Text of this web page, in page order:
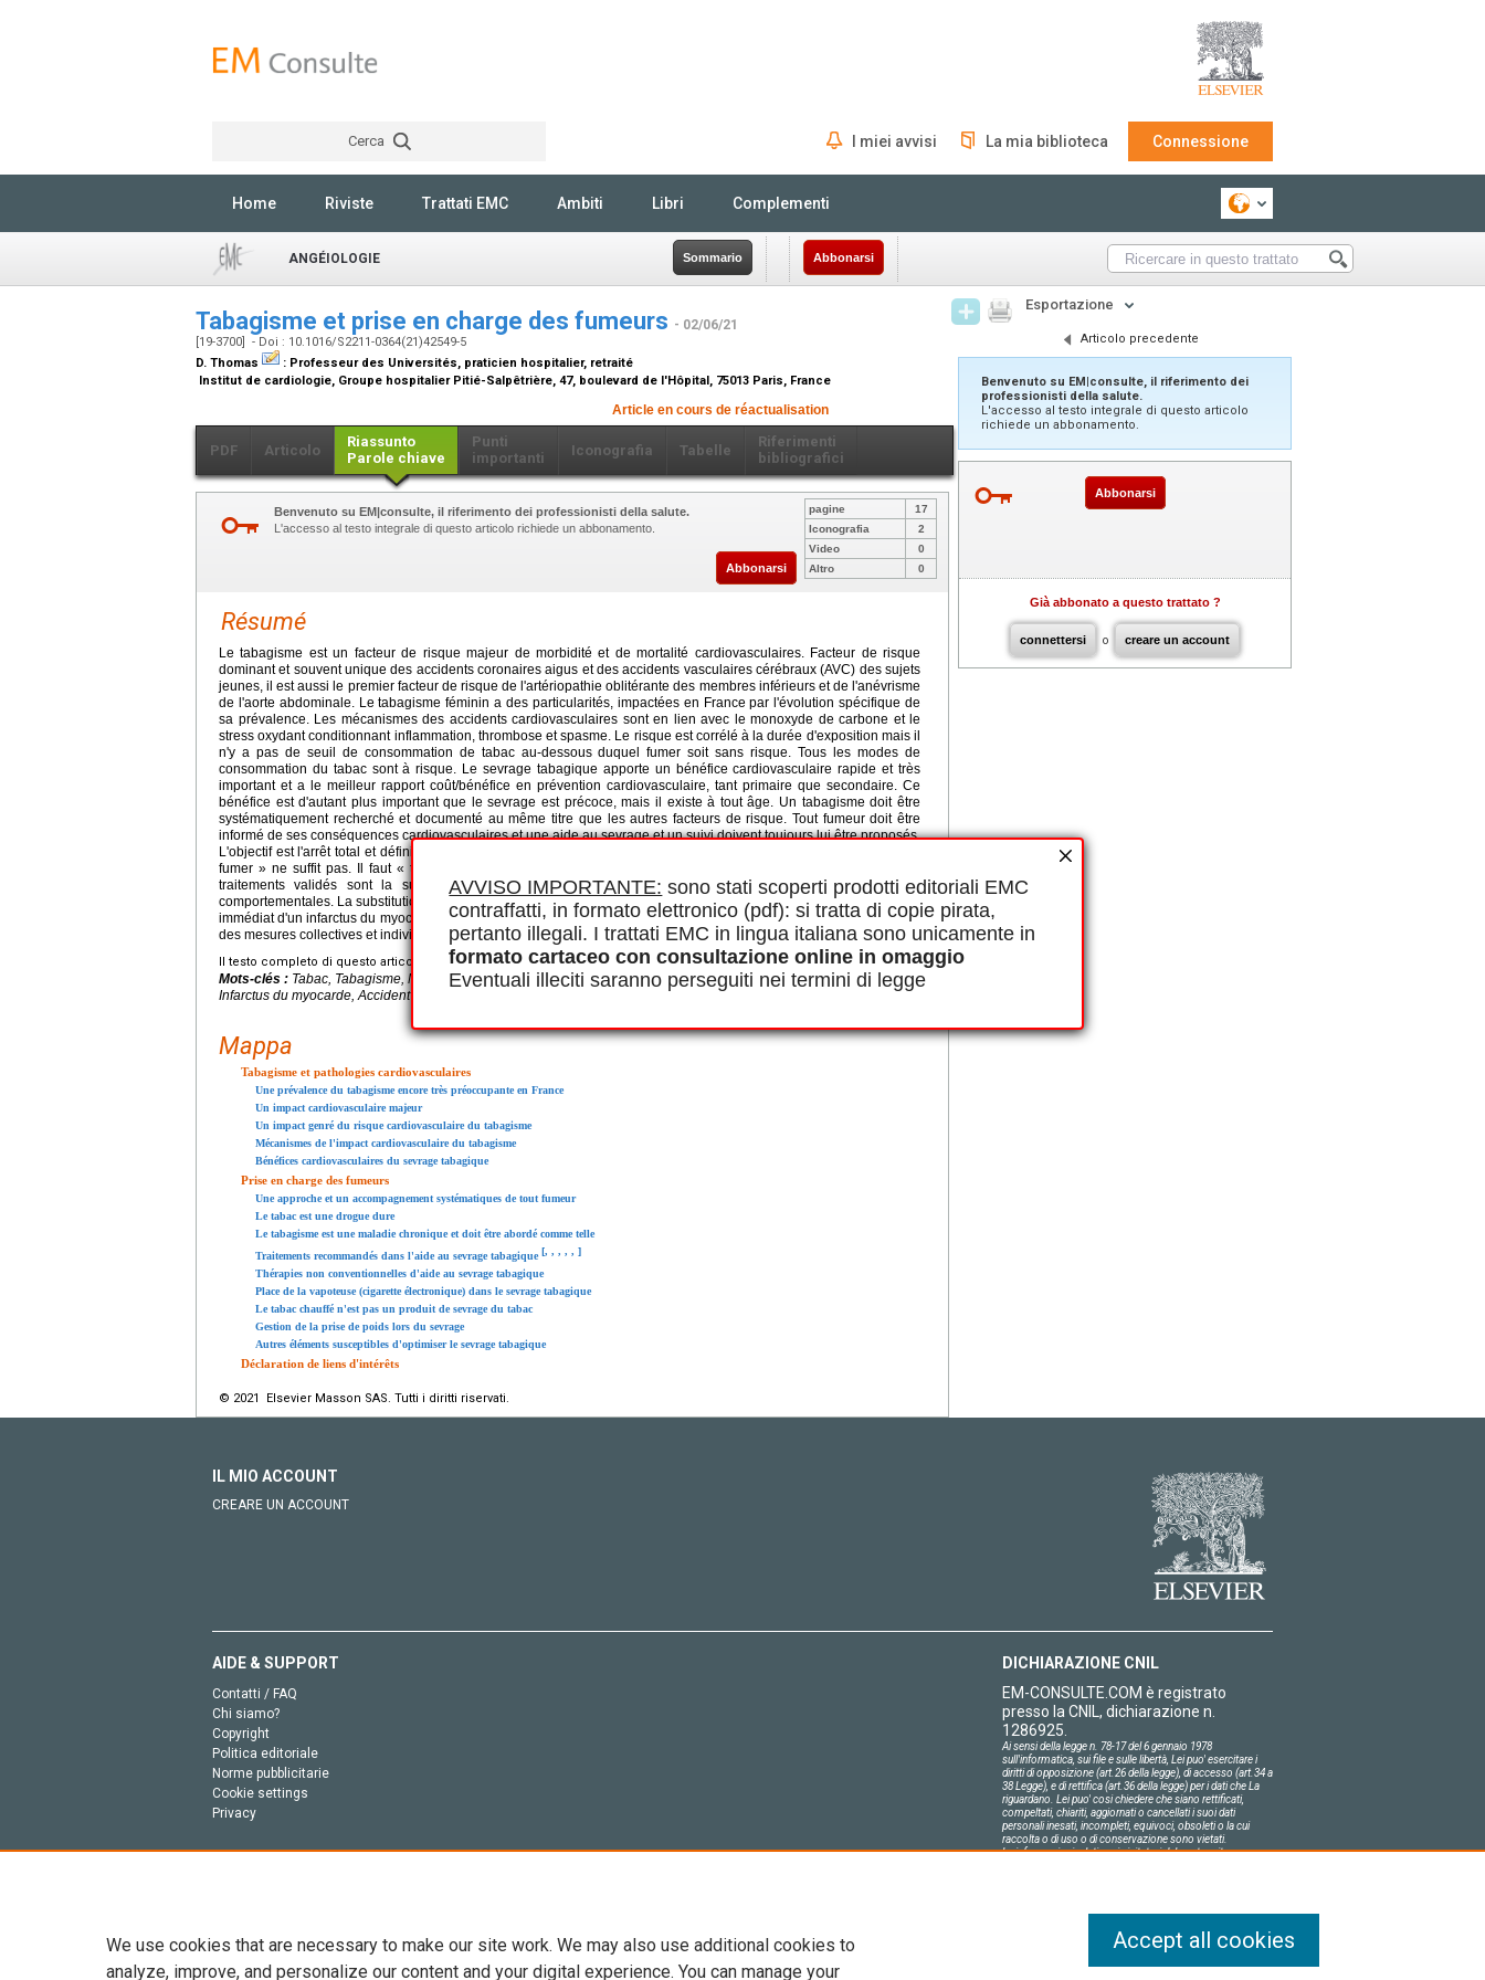
AVVISO IMPORTANTE: sono stati scoperti prodotti editoriali EMC
contraffatti, in formato elettronico (pdf): si tratta di copie pirata,
pertanto illegali. I trattati EMC in lingua italiana sono unicamente in
formato cartaceo con consultazione online in omaggio
Eventuali illeciti saranno perseguiti nei termini di legge
Cerca I miei avvisi La mia biblioteca Connessione
Home Riviste Trattati EMC Ambiti Libri Complementi
ANGÉIOLOGIE Sommario Abbonarsi
Tabagisme et prise en charge des fumeurs - 02/06/21
[19-3700] - Doi : 10.1016/S2211-0364(21)42549-5
D. Thomas
: Professeur des Universités, praticien hospitalier, retraité
Institut de cardiologie, Groupe hospitalier Pitié-Salpêtrière, 47, boulevard de l'Hôpital, 75013 Paris, France
Article en cours de réactualisation
PDF Articolo
Riassunto
Parole chiave
Punti
importanti
Iconografia Tabelle
Riferimenti
bibliografici
Benvenuto su EM|consulte, il riferimento dei professionisti della salute.
L'accesso al testo integrale di questo articolo richiede un abbonamento.
Abbonarsi
pagine
17
Iconografia
2
Video
0
Altro
0
Résumé
Le tabagisme est un facteur de risque majeur de morbidité et de mortalité cardiovasculaires. Facteur de risque
dominant et souvent unique des accidents coronaires aigus et des accidents vasculaires cérébraux (AVC) des sujets
jeunes, il est aussi le premier facteur de risque de l'artériopathie oblitérante des membres inférieurs et de l'anévrisme
de l'aorte abdominale. Le tabagisme féminin a des particularités, impactées en France par l'évolution spécifique de
sa prévalence. Les mécanismes des accidents cardiovasculaires sont en lien avec le monoxyde de carbone et le
stress oxydant conditionnant inflammation, thrombose et spasme. Le risque est corrélé à la durée d'exposition mais il
n'y a pas de seuil de consommation de tabac au-dessous duquel fumer soit sans risque. Tous les modes de
consommation du tabac sont à risque. Le sevrage tabagique apporte un bénéfice cardiovasculaire rapide et très
important et a le meilleur rapport coût/bénéfice en prévention cardiovasculaire, tant primaire que secondaire. Ce
bénéfice est d'autant plus important que le sevrage est précoce, mais il existe à tout âge. Un tabagisme doit être
systématiquement recherché et documenté au même titre que les autres facteurs de risque. Tout fumeur doit être
informé de ses conséquences cardiovasculaires et une aide au sevrage et un suivi doivent toujours lui être proposés.
L'objectif est l'arrêt total et définitif de la consommation, le plus précocement possible. Le seul conseil d'« arrêter de
fumer » ne suffit pas. Il faut « traiter » ce facteur de risque avec une stratégie précise et un suivi prolongé. Les
traitements validés sont la substitution nicotinique, la varénicline, le bupropion et les thérapies cognitivo-
comportementales. La substitution nicotinique peut être prescrite chez les patients coronariens, y compris au décours
immédiat d'un infarctus du myocarde. Le tabagisme passif est un véritable facteur de risque et il doit être prévenu par
des mesures collectives et individuelles.
Il testo completo di questo articolo è disponibile in PDF.
Mots-clés : Tabac, Tabagisme, Maladies cardiovasculaires, Sevrage tabagique, Prévention cardiovasculaire,
Infarctus du myocarde, Accident vasculaire cérébral, Artériopathie oblitérante des membres inférieurs
Mappa
Tabagisme et pathologies cardiovasculaires
Une prévalence du tabagisme encore très préoccupante en France
Un impact cardiovasculaire majeur
Un impact genré du risque cardiovasculaire du tabagisme
Mécanismes de l'impact cardiovasculaire du tabagisme
Bénéfices cardiovasculaires du sevrage tabagique
Prise en charge des fumeurs
Une approche et un accompagnement systématiques de tout fumeur
Le tabac est une drogue dure
Le tabagisme est une maladie chronique et doit être abordé comme telle
Traitements recommandés dans l'aide au sevrage tabagique[, , , , , ]
Thérapies non conventionnelles d'aide au sevrage tabagique
Place de la vapoteuse (cigarette électronique) dans le sevrage tabagique
Le tabac chauffé n'est pas un produit de sevrage du tabac
Gestion de la prise de poids lors du sevrage
Autres éléments susceptibles d'optimiser le sevrage tabagique
Déclaration de liens d'intérêts
© 2021 Elsevier Masson SAS. Tutti i diritti riservati.
Esportazione
Articolo precedente
Benvenuto su EM|consulte, il riferimento dei
professionisti della salute.
L'accesso al testo integrale di questo articolo
richiede un abbonamento.
Abbonarsi
Già abbonato a questo trattato ?
connettersi o creare un account
IL MIO ACCOUNT
CREARE UN ACCOUNT
AIDE & SUPPORT
Contatti / FAQ
Chi siamo?
Copyright
Politica editoriale
Norme pubblicitarie
Cookie settings
Privacy
DICHIARAZIONE CNIL
EM-CONSULTE.COM è registrato
presso la CNIL, dichiarazione n.
1286925.
Ai sensi della legge n. 78-17 del 6 gennaio 1978
sull'informatica, sui file e sulle libertà, Lei puo' esercitare i
diritti di opposizione (art.26 della legge), di accesso (art.34 a
38 Legge), e di rettifica (art.36 della legge) per i dati che La
riguardano. Lei puo' cosi chiedere che siano rettificati,
compeltati, chiariti, aggiornati o cancellati i suoi dati
personali inesati, incompleti, equivoci, obsoleti o la cui
raccolta o di uso o di conservazione sono vietati.
Le informazioni relative ai visitatori del nostro sito,
We use cookies that are necessary to make our site work. We may also use additional cookies to
analyze, improve, and personalize our content and your digital experience. You can manage your
Accept all cookies